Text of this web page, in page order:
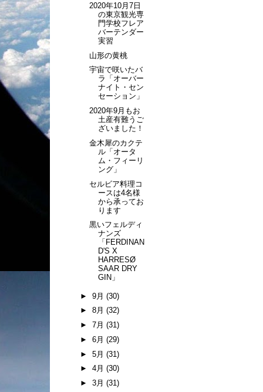
2020年10月7日
の東京観光専
門学校フレア
バーテンダー
実習
山形の黄桃
宇宙で咲いたバ
ラ「オーバー
ナイト・セン
セーション」
2020年9月もお
土産有難うご
ざいました！
金木犀のカクテ
ル「オータ
ム・フィーリ
ング」
セルビア料理コ
ースは4名様
から承ってお
ります
黒いフェルディ
ナンズ
「FERDINAN
D'S X
HARRESØ
SAAR DRY
GIN」
► 9月 (30)
► 8月 (32)
► 7月 (31)
► 6月 (29)
► 5月 (31)
► 4月 (30)
► 3月 (31)